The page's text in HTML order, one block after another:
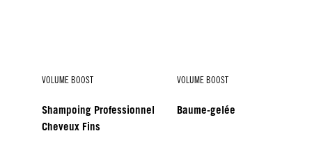
VOLUME BOOST
Shampoing Professionnel
Cheveux Fins
VOLUME BOOST
Baume-gelée